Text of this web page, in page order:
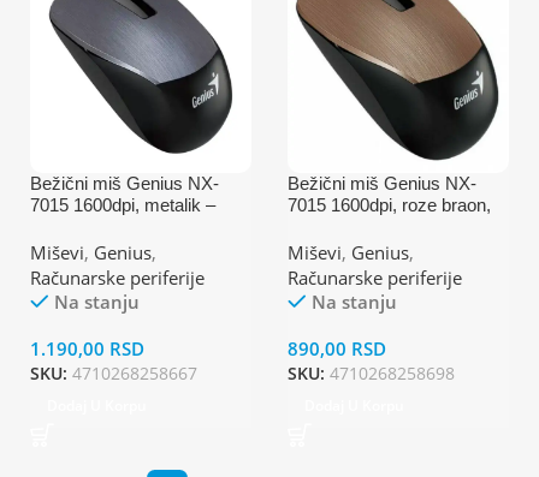
Bežični miš Genius NX-
7015 1600dpi, metalik –
Miševi, Genius,
Računarske periferije
Na stanju
1.190,00 RSD
SKU: 4710268258667
Bežični miš Genius NX-
7015 1600dpi, roze braon,
Miševi, Genius,
Računarske periferije
Na stanju
890,00 RSD
SKU: 4710268258698